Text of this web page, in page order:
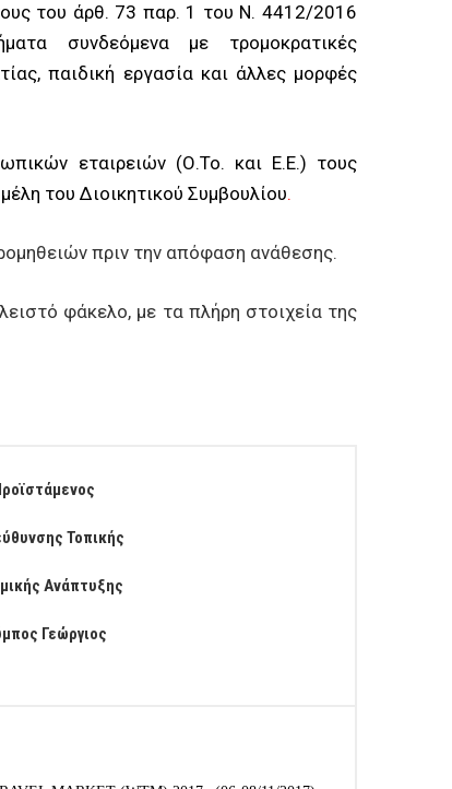
του άρθ. 73 παρ. 1 του Ν. 4412/2016
συνδεόμενα με τρομοκρατικές
παιδική εργασία και άλλες μορφές
εταιρειών (Ο.Το. και Ε.Ε.) τους
του Διοικητικού Συμβουλίου.
πριν την απόφαση ανάθεσης.
φάκελο, με τα πλήρη στοιχεία της
Τοπικής
Ανάπτυξης
Γεώργιος